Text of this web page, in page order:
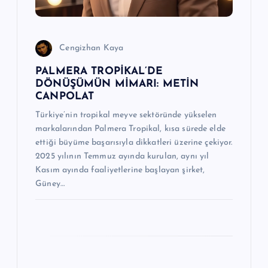
Cengizhan Kaya
PALMERA TROPİKAL’DE
DÖNÜŞÜMÜN MİMARI: METİN
CANPOLAT
Türkiye’nin tropikal meyve sektöründe yükselen
markalarından Palmera Tropikal, kısa sürede elde
ettiği büyüme başarısıyla dikkatleri üzerine çekiyor.
2025 yılının Temmuz ayında kurulan, aynı yıl
Kasım ayında faaliyetlerine başlayan şirket,
Güney…